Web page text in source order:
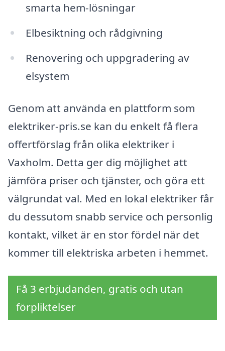
smarta hem-lösningar
Elbesiktning och rådgivning
Renovering och uppgradering av
elsystem
Genom att använda en plattform som
elektriker-pris.se kan du enkelt få flera
offertförslag från olika elektriker i
Vaxholm. Detta ger dig möjlighet att
jämföra priser och tjänster, och göra ett
välgrundat val. Med en lokal elektriker får
du dessutom snabb service och personlig
kontakt, vilket är en stor fördel när det
kommer till elektriska arbeten i hemmet.
Få 3 erbjudanden, gratis och utan
förpliktelser